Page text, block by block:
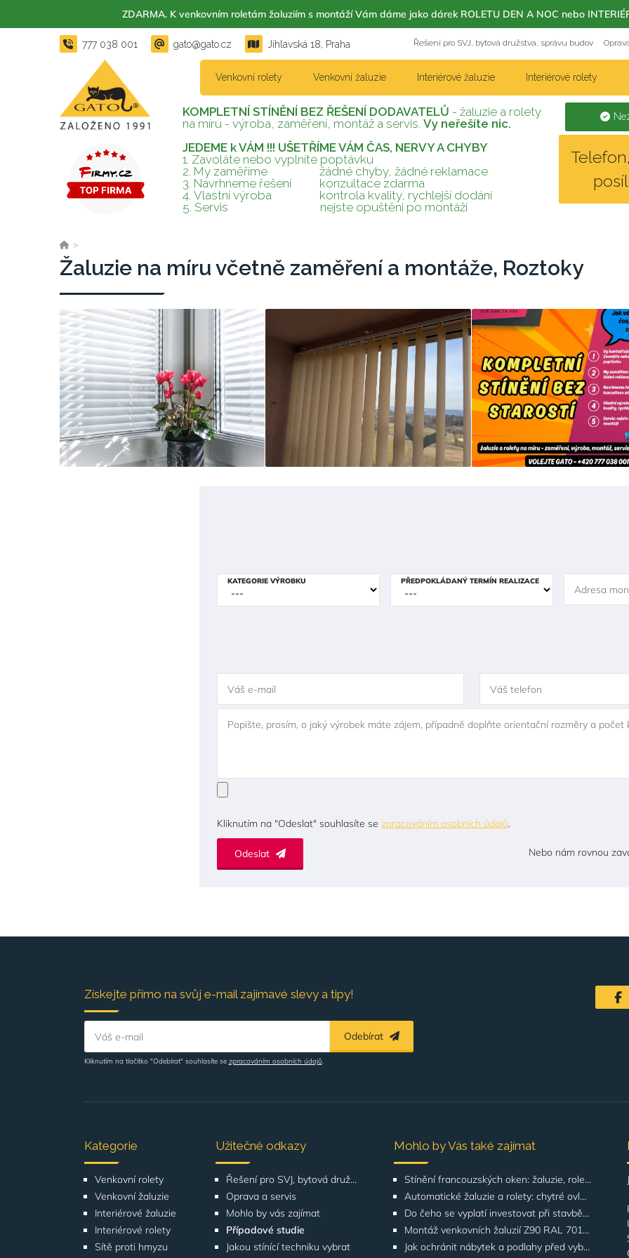
777 038 001 gato@gato.cz Jihlavská 18, Praha Řešení pro SVJ, bytová družstva, správu budov
Venkovní rolety Venkovní žaluzie Interiérové žaluzie Interiérové rolety
KOMPLETNÍ STÍNĚNÍ BEZ ŘEŠENÍ DODAVATELŮ - žaluzie a rolety
na míru - výroba, zaměření, montáž a servis. Vy neřešíte nic.
JEDEME k VÁM !!! UŠETŘÍME VÁM ČAS, NERVY A CHYBY
1. Zavoláte nebo vyplníte poptávku
2. My zaměříme
žádné chyby, žádné reklamace
3. Navrhneme řešení
konzultace zdarma
4. Vlastní výroba
kontrola kvality, rychlejší dodání
5. Servis nejste opuštěni po montáži
>
Žaluzie na míru včetně zaměření a montáže, Roztoky
KATEGORIE VÝROBKU PŘEDPOKLÁDANÝ TERMÍN REALIZACE
Adresa
Váš e-mail Váš telefon
Popište, prosím, o jaký výrobek máte zájem, případně doplňte orientační rozměry a počet
Kliknutím na "Odeslat" souhlasíte sezpracováním osobních údajů.
Nebo nám rovnou
Odeslat
Získejte přímo na svůj e-mail zajímavé slevy a tipy!
Váš e-mail Odebírat
Kliknutím na tlačítko "Odebírat" souhlasíte se zpracováním osobních údajů.
Kategorie
Venkovní rolety
Venkovní žaluzie
Interiérové žaluzie
Interiérové rolety
Sítě proti hmyzu
Užitečné odkazy
Řešení pro SVJ, bytová družstva, správu budov
Oprava a servis
Mohlo by vás zajímat
Případové studie
Jakou stínící techniku vybrat
Mohlo by Vás také zajímat
Stínění francouzských oken: žaluzie, rolety, screeny | GATO
Automatické žaluzie a rolety: chytré ovládání | GATO
Do čeho se vyplatí investovat při stavbě domu? Odborníci upozorňují na stínění oken
Montáž venkovních žaluzií Z90 RAL 7016 na rodinných domech | Případová studie
Jak ochránit nábytek a podlahy před vyblednutím od slunce
ZDARMA. K venkovním roletám žaluziím s montáží Vám dáme jako dárek ROLETU DEN A NOC nebo